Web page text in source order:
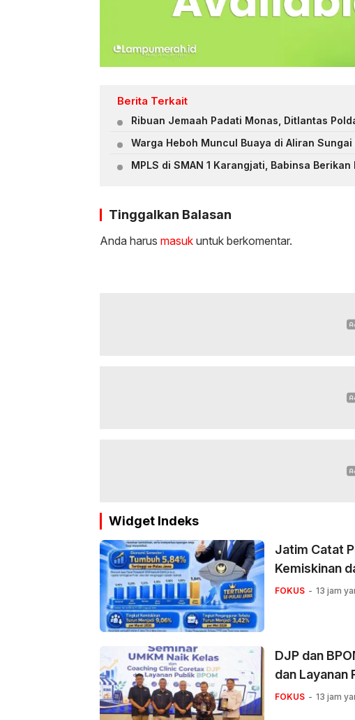
Berita Terkait
Ribuan Jemaah Padati Monas, Ditlantas
Warga Heboh Muncul Buaya di Aliran
MPLS di SMAN 1 Karangjati, Babinsa
Tinggalkan Balasan
Anda harus masuk untuk berkomentar.
Widget Indeks
Jatim Catat
Kemiskinan
FOKUS 13 jam
DJP dan
dan Layanan
FOKUS 13 jam